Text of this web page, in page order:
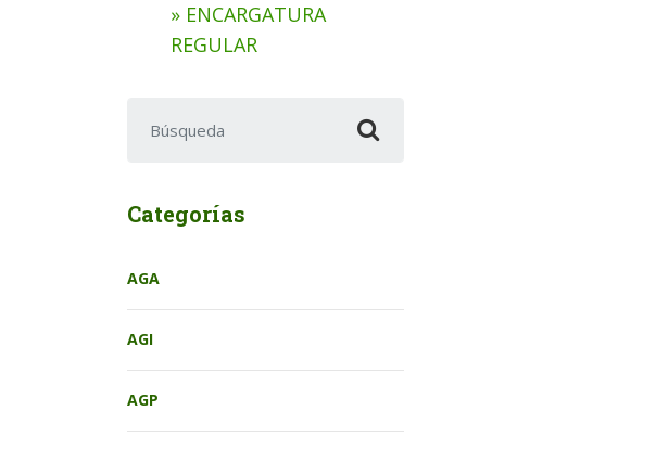
» ENCARGATURA
REGULAR
Categorías
AGA
AGI
AGP